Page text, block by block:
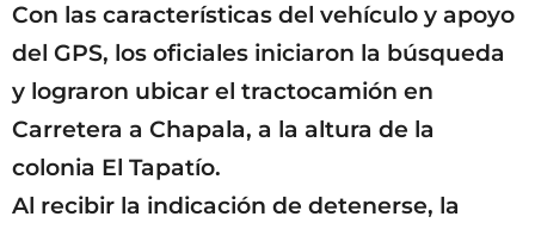
Con las características del vehículo y apoyo
del GPS, los oficiales iniciaron la búsqueda
y lograron ubicar el tractocamión en
Carretera a Chapala, a la altura de la
colonia El Tapatío.
Al recibir la indicación de detenerse, la